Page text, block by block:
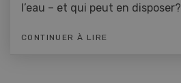
l’eau – et qui peut en disposer?
CONTINUER À LIRE